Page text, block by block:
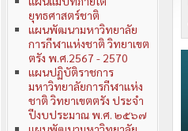
ยุทธศาสตร์ชาติ
แผนพัฒนามหาวิทยาลัย
การกีฬาแห่งชาติ วิทยาเขต
ตรัง พ.ศ.2567 - 2570
แผนปฏิบัติราชการ
มหาวิทยาลัยการกีฬาแห่ง
ชาติ วิทยาเขตตรัง ประจำ
ปีงบประมาณ พ.ศ. ๒๕๖๗